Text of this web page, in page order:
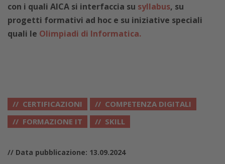
con i quali AICA si interfaccia su syllabus, su
progetti formativi ad hoc e su iniziative speciali
quali le Olimpiadi di Informatica.
CERTIFICAZIONI
COMPETENZA DIGITALI
FORMAZIONE IT
SKILL
// Data pubblicazione: 13.09.2024